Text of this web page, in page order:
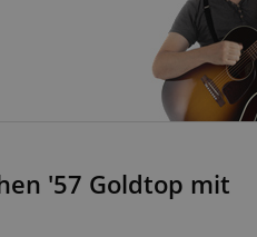
'57 Goldtop mit